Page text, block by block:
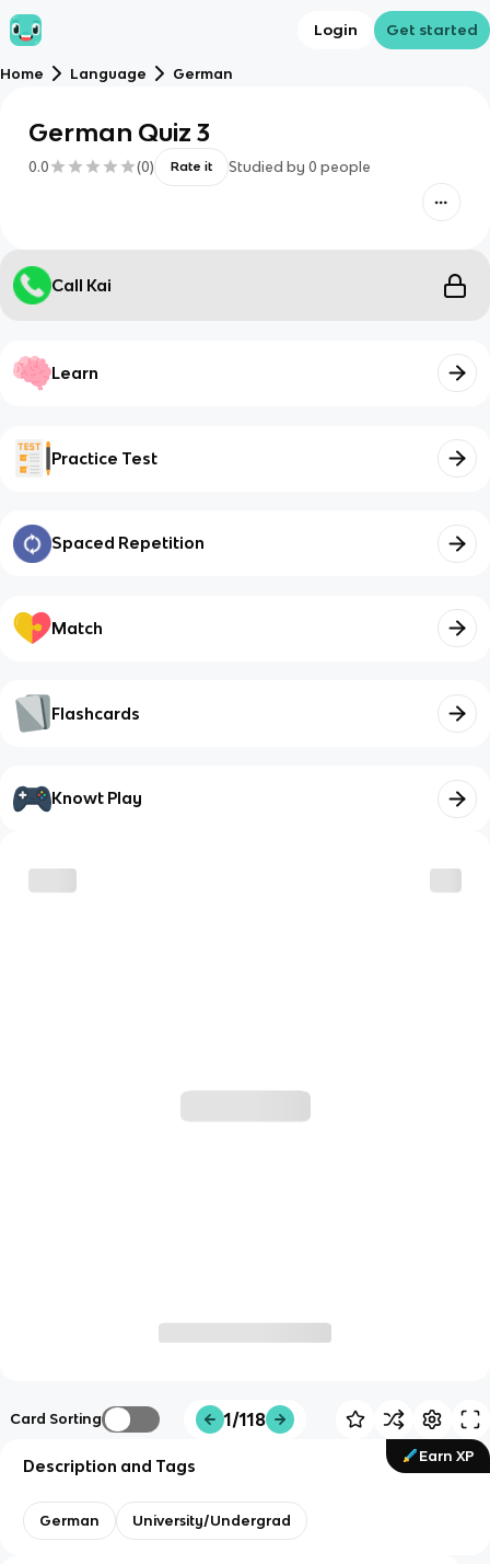
Login Get started
Home Language German
German Quiz 3
0.0 (0) Rate it Studied by 0 people
Call Kai
Learn
Practice Test
Spaced Repetition
Match
Flashcards
Knowt Play
Card Sorting 1/118
Earn XP
Description and Tags
German University/Undergrad